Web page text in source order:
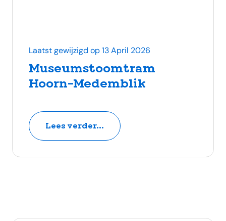
Museumstoomtram
Hoorn-Medemblik
Laatst gewijzigd op 13 April 2026
Lees verder...